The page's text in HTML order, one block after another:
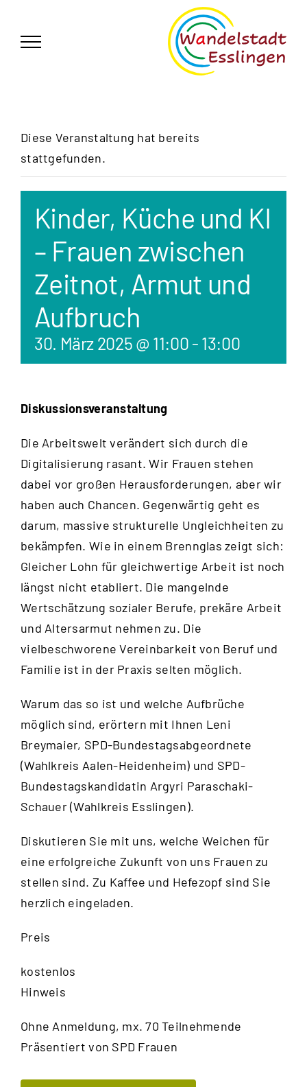
springen
Diese Veranstaltung hat bereits
stattgefunden.
Kinder, Küche und KI
– Frauen zwischen
Zeitnot, Armut und
Aufbruch
30. März 2025 @ 11:00 - 13:00
Diskussionsveranstaltung
Die Arbeitswelt verändert sich durch die
Digitalisierung rasant. Wir Frauen stehen
dabei vor großen Herausforderungen, aber wir
haben auch Chancen. Gegenwärtig geht es
darum, massive strukturelle Ungleichheiten zu
bekämpfen. Wie in einem Brennglas zeigt sich:
Gleicher Lohn für gleichwertige Arbeit ist noch
längst nicht etabliert. Die mangelnde
Wertschätzung sozialer Berufe, prekäre Arbeit
und Altersarmut nehmen zu. Die
vielbeschworene Vereinbarkeit von Beruf und
Familie ist in der Praxis selten möglich.
Warum das so ist und welche Aufbrüche
möglich sind, erörtern mit Ihnen Leni
Breymaier, SPD-Bundestagsabgeordnete
(Wahlkreis Aalen-Heidenheim) und SPD-
Bundestagskandidatin Argyri Paraschaki-
Schauer (Wahlkreis Esslingen).
Diskutieren Sie mit uns, welche Weichen für
eine erfolgreiche Zukunft von uns Frauen zu
stellen sind. Zu Kaffee und Hefezopf sind Sie
herzlich eingeladen.
Preis
kostenlos
Hinweis
Ohne Anmeldung, mx. 70 Teilnehmende
Präsentiert von SPD Frauen